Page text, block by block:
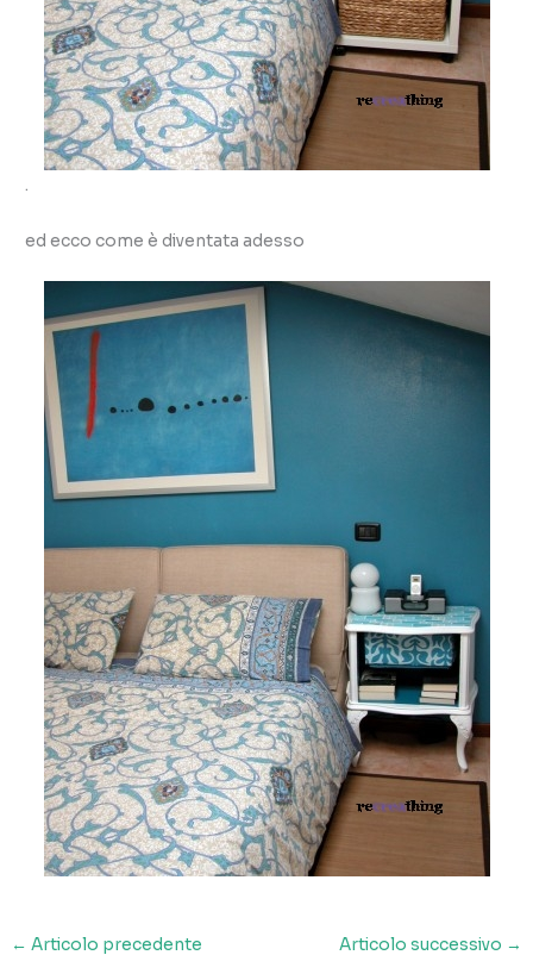
.
ed ecco come è diventata adesso
← Articolo precedente Articolo successivo →